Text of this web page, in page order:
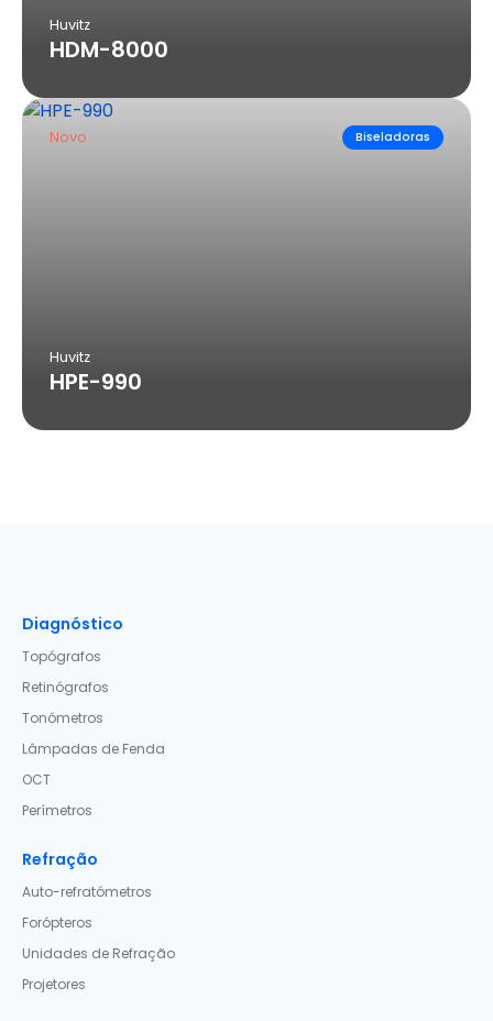
Huvitz
HDM-8000
Novo Biseladoras
Huvitz
HPE-990
Diagnóstico
Topógrafos
Retinógrafos
Tonómetros
Lâmpadas de Fenda
OCT
Perímetros
Refração
Auto-refratómetros
Forópteros
Unidades de Refração
Projetores